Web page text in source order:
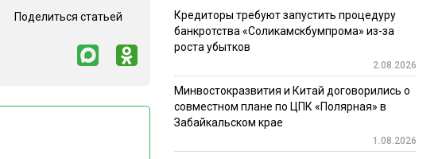
Поделиться статьей
Кредиторы требуют запустить процедуру
банкротства «Соликамскбумпрома» из-за
роста убытков
2.08.2026
Минвостокразвития и Китай договорились о
совместном плане по ЦПК «Полярная» в
Забайкальском крае
1.08.2026